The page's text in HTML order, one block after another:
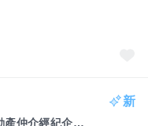
台灣房屋高雄新站特許加盟店(富甲不動產仲介經紀企業行)